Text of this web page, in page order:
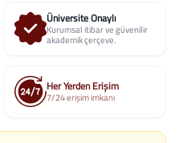
Üniversite Onaylı
Kurumsal itibar ve güvenilir
akademik çerçeve.
Her Yerden Erişim
7/24 erişim imkanı